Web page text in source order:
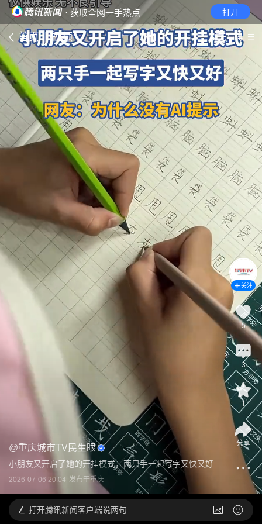
· 获取全网一手热点 打开
首页 视频 无障碍
@重庆城市TV民生眼
小朋友又开启了她的开挂模式，两只手一起写字又快又好
2026-07-06 20:04 发布于重庆
关注
5
3
1
分享
打开腾讯新闻客户端说两句